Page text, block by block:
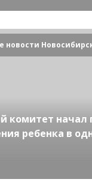
комитет начал
ребенка в